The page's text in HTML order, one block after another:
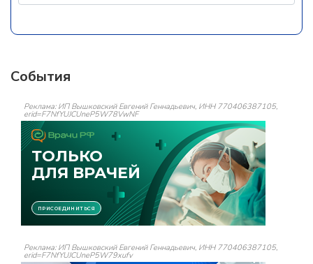
События
Реклама: ИП Вышковский Евгений Геннадьевич, ИНН 770406387105,
erid=F7NfYUJCUneP5W78VwNF
Реклама: ИП Вышковский Евгений Геннадьевич, ИНН 770406387105,
erid=F7NfYUJCUneP5W79xufv